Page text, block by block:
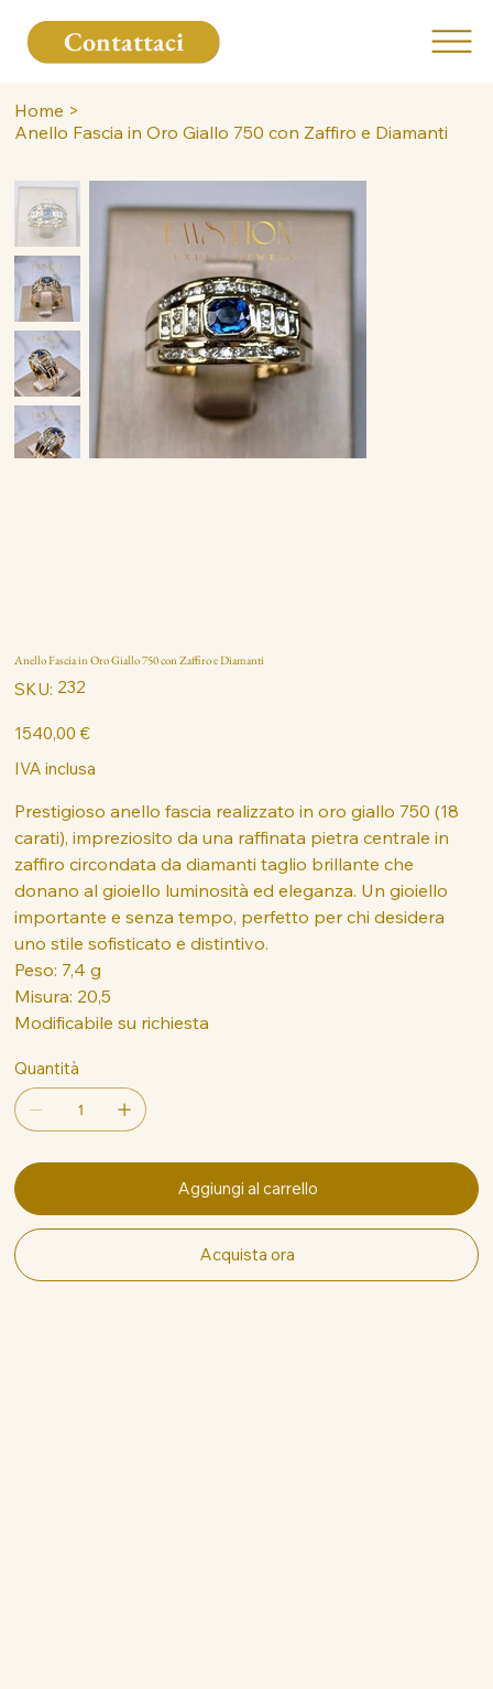
Contattaci
Home >
Anello Fascia in Oro Giallo 750 con Zaffiro e Diamanti
Anello Fascia in Oro Giallo 750 con Zaffiro e Diamanti
SKU: SKU
232
232
Prezzo
1540,00 €
IVA inclusa
Prestigioso anello fascia realizzato in oro giallo 750 (18
carati), impreziosito da una raffinata pietra centrale in
zaffiro circondata da diamanti taglio brillante che
donano al gioiello luminosità ed eleganza. Un gioiello
importante e senza tempo, perfetto per chi desidera
uno stile sofisticato e distintivo.
Peso: 7,4 g
Misura: 20,5
Modificabile su richiesta
Quantità
Aggiungi al carrello
Acquista ora